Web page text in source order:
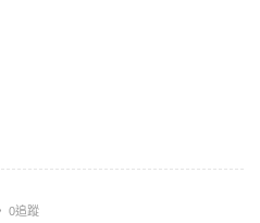
0追蹤